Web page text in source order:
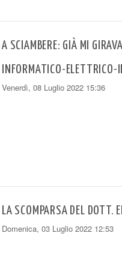
A SCIAMBERE: GIÀ MI
INFORMATICO-
Venerdì, 08 Luglio 2022 15:36
LA SCOMPARSA DEL DOTT.
Domenica, 03 Luglio 2022 12:53